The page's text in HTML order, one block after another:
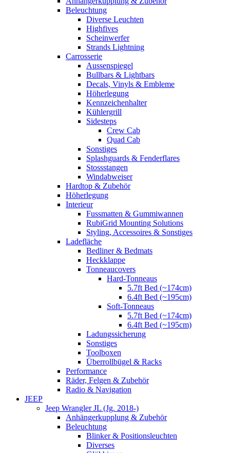
Beleuchtung
Diverse Leuchten
Highfives
Scheinwerfer
Strands Lightning
Carrosserie
Aussenspiegel
Bullbars & Lightbars
Decals, Vinyls & Embleme
Höherlegung
Kennzeichenhalter
Kühlergrill
Sidesteps
Crew Cab
Quad Cab
Sonstiges
Splashguards & Fenderflares
Stossstangen
Windabweiser
Hardtop & Zubehör
Höherlegung
Interieur
Fussmatten & Gummiwannen
RubiGrid Mounting Solutions
Styling, Accessoires & Sonstiges
Ladefläche
Bedliner & Bedmats
Heckklappe
Tonneaucovers
Hard-Tonneaus
5.7ft Bed (~174cm)
6.4ft Bed (~195cm)
Soft-Tonneaus
5.7ft Bed (~174cm)
6.4ft Bed (~195cm)
Ladungssicherung
Sonstiges
Toolboxen
Überrollbügel & Racks
Performance
Räder, Felgen & Zubehör
Radio & Navigation
JEEP
Jeep Wrangler JL (Jg. 2018-)
Anhängerkupplung & Zubehör
Beleuchtung
Blinker & Positionsleuchten
Diverses